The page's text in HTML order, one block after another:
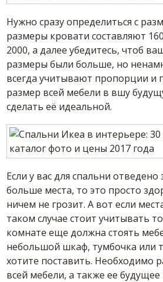
Нужно сразу определиться с
размеры кровати составляют
2000, а далее убедитесь, чтоб
размеры были больше, но
всегда учитывают пропорции
размер всей мебели в вшу
сделать её идеальной.
Если у вас для спальни отведено
больше места, то это просто
ничем не грозит. А вот если
таком случае стоит учитывать
комнате еще должна стоять
небольшой шкаф, тумбочка или
хотите поставить. Необходимо
всей мебели, а также ее